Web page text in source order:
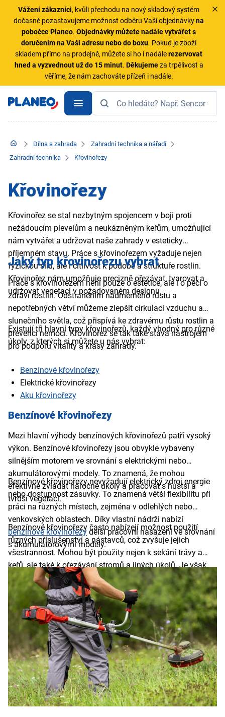
Vážení zákazníci, kvůli přechodu na nový skladový systém
dočasně pozastavujeme možnost odběru Vaší objednávkyna
pobočce Planeo.Objednávky můžete nadále vytvářet s
doručením na Vaši adresu nebo do boxu. Pokud je zboží
skladem přímo na prodejně, můžete si ho i nadálerezervovat
hned a vyzvednout už do 15 minut. Děkujemeza trpělivost a
věříme, že nám zachováte přízeň i nadále.
Dílna a zahrada
Zahradní technika a nářadí
Zahradní technika
Křovinořezy
Křovinořezy
Křovinořez se stal nezbytným spojencem v boji proti
nežádoucím plevelům a neukázněným keřům, umožňující
nám vytvářet a udržovat naše zahrady v esteticky
příjemném stavu. Práce s křovinořezem vyžaduje nejen
fyzickou sílu, ale i citlivost k podobě a struktuře rostlin.
Křovinořez nám umožňuje precizně ořezávat, tvarovat a
udržovat vegetaci v požadovaném designu.
Jaký typ křovinořezu vybrat
Práce s křovinořezem není pouze o estetice, ale i o péči o
zdraví rostlin. Odstraněním nadměrného růstu a
nepotřebných větví můžeme zlepšit cirkulaci vzduchu a
slunečního světla, což přispívá ke zdravému růstu rostlin a
prevenci nemocí. Křovinořez se tak také stává nástrojem
pro podporu vitality a krásy zahrady.
Existují tři hlavní typy křovinořezů, každý vhodný pro různé
úkoly, z kterých si můžete u nás vybrat:
Benzínové křovinořezy
Elektrické křovinořezy
Aku křovinořezy
Benzínové křovinořezy
Mezi hlavní výhody benzínových křovinořezů patří vysoký
výkon. Benzínové křovinořezy jsou obvykle vybaveny
silnějším motorem ve srovnání s elektrickými nebo
akumulátorovými modely. To znamená, že mohou
efektivně zvládat náročné úkoly a pracovat s hustší a
tvrdší vegetací.
Benzínové křovinořezy nevyžadují elektrický zdroj energie
nebo dostupnost zásuvky. To znamená větší flexibilitu při
práci na různých místech, zejména v odlehlých nebo
venkovských oblastech. Díky vlastní nádrži nabízí
benzínové křovinořezy delší pracovní nasazení ve srovnání
s akumulátorovými modely.
Benzínové křovinořezy často nabízejí možnost použití
různých příslušenství a nástavců, což zvyšuje jejich
všestrannost. Mohou být použity nejen k sekání trávy a
keřů, ale také k ořezávání stromů a jiných úkolů. Je však
třeba mít na paměti, že benzínové křovinořezy mohou být
hlučnější, produkují emise, vyžadují dražší údržbu a jsou
obvykle těžší než elektrické nebo akumulátorové varianty.